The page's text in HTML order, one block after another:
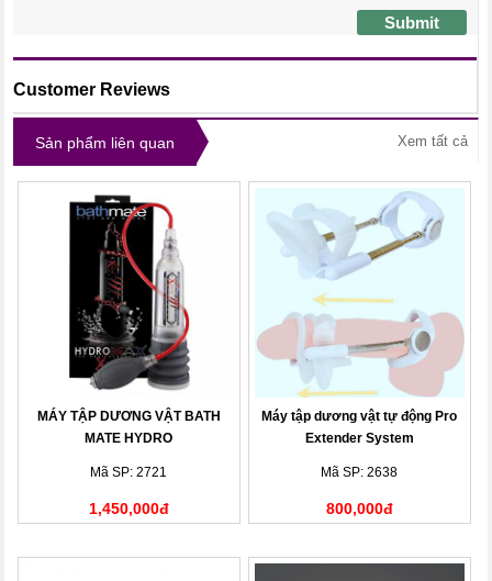
Submit
Customer Reviews
Sản phẩm liên quan Xem tất cả
MÁY TẬP DƯƠNG VẬT BATH
MATE HYDRO
Mã SP: 2721
1,450,000đ
Máy tập dương vật tự động Pro
Extender System
Mã SP: 2638
800,000đ